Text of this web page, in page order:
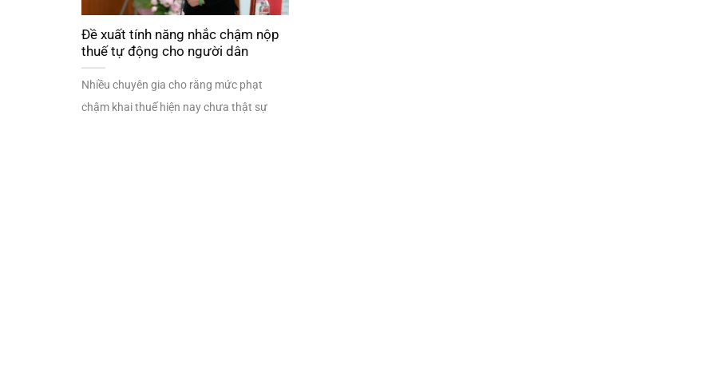
Đề xuất tính năng nhắc chậm nộp
thuế tự động cho người dân
Nhiều chuyên gia cho rằng mức phạt
chậm khai thuế hiện nay chưa thật sự